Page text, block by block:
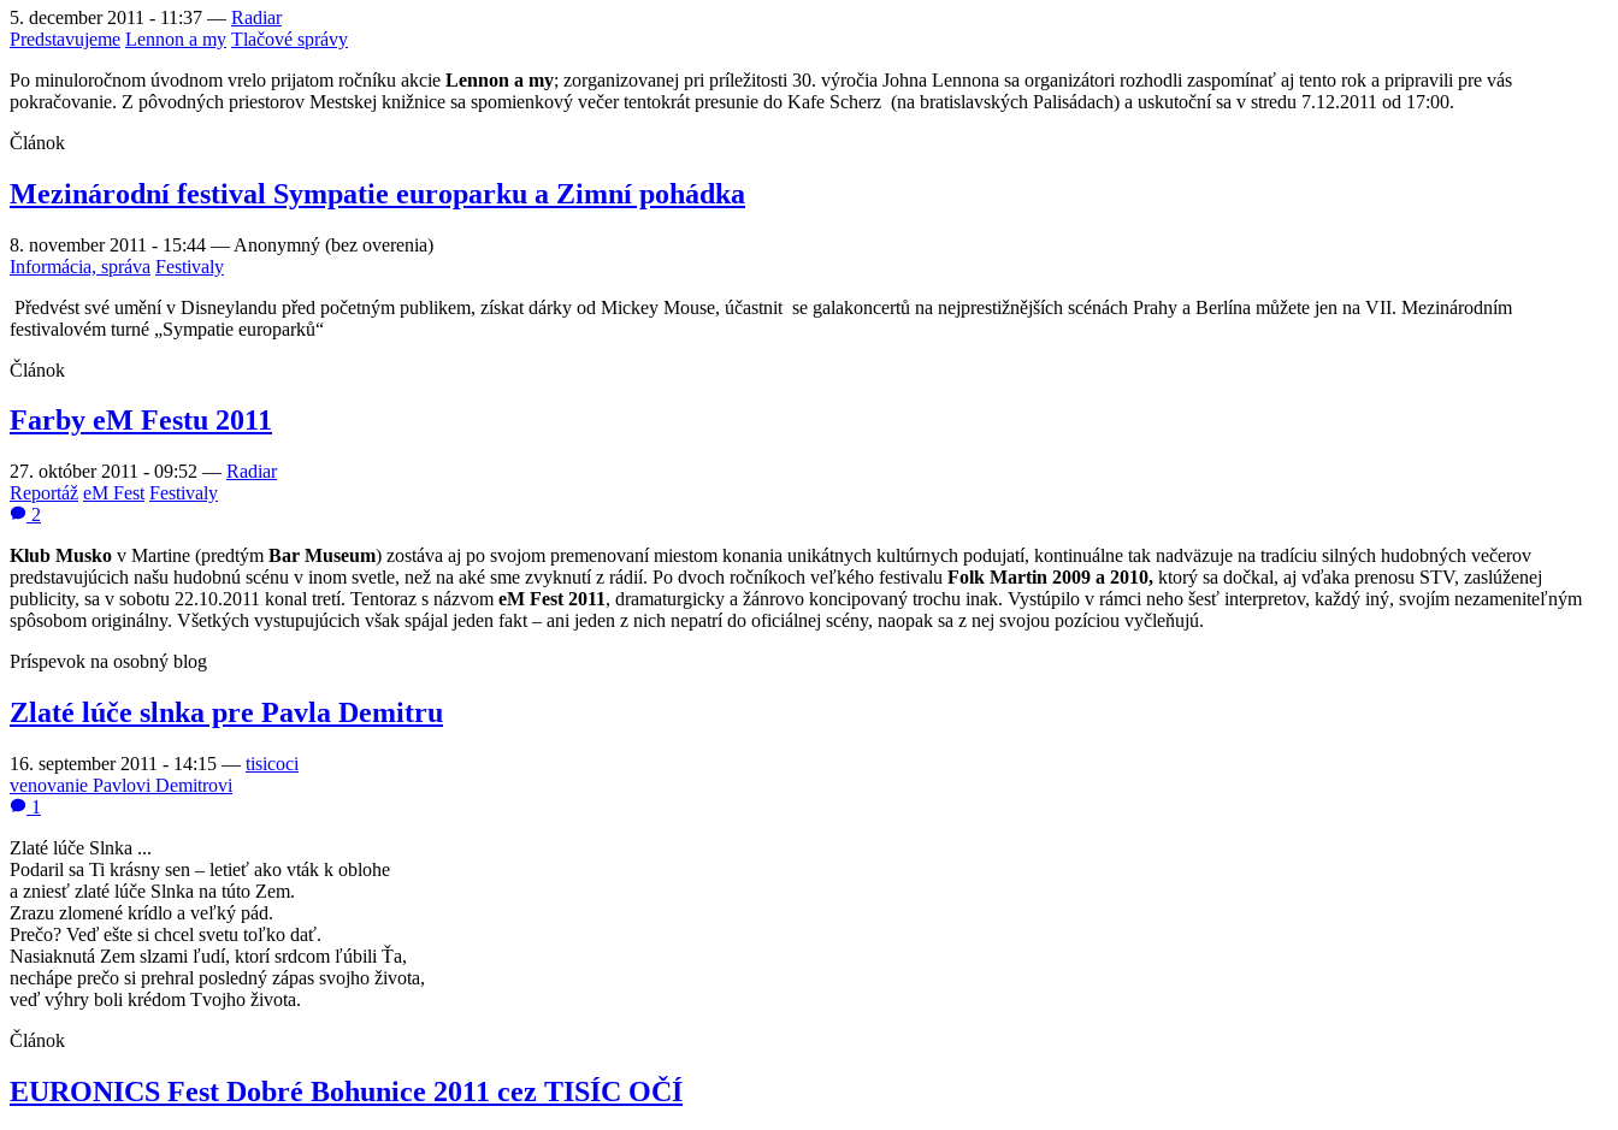
5. december 2011 - 11:37 — Radiar
Predstavujeme Lennon a my Tlačové správy
Po minuloročnom úvodnom vrelo prijatom ročníku akcie Lennon a my; zorganizovanej pri príležitosti 30. výročia Johna Lennona sa organizátori rozhodli zaspomínať aj tento rok a pripravili pre vás
pokračovanie. Z pôvodných priestorov Mestskej knižnice sa spomienkový večer tentokrát presunie do Kafe Scherz (na bratislavských Palisádach) a uskutoční sa v stredu 7.12.2011 od 17:00.
Článok
Mezinárodní festival Sympatie europarku a Zimní pohádka
8. november 2011 - 15:44 — Anonymný (bez overenia)
Informácia, správa Festivaly
Předvést své umění v Disneylandu před početným publikem, získat dárky od Mickey Mouse, účastnit se galakoncertů na nejprestižnějších scénách Prahy a Berlína můžete jen na VII. Mezinárodním
festivalovém turné „Sympatie europarků“
Článok
Farby eM Festu 2011
27. október 2011 - 09:52 — Radiar
Reportáž eM Fest Festivaly
2
Klub Musko v Martine (predtým Bar Museum) zostáva aj po svojom premenovaní miestom konania unikátnych kultúrnych podujatí, kontinuálne tak nadväzuje na tradíciu silných hudobných večerov
predstavujúcich našu hudobnú scénu v inom svetle, než na aké sme zvyknutí z rádií. Po dvoch ročníkoch veľkého festivalu Folk Martin 2009 a 2010, ktorý sa dočkal, aj vďaka prenosu STV, zaslúženej
publicity, sa v sobotu 22.10.2011 konal tretí. Tentoraz s názvom eM Fest 2011, dramaturgicky a žánrovo koncipovaný trochu inak. Vystúpilo v rámci neho šesť interpretov, každý iný, svojím nezameniteľným
spôsobom originálny. Všetkých vystupujúcich však spájal jeden fakt – ani jeden z nich nepatrí do oficiálnej scény, naopak sa z nej svojou pozíciou vyčleňujú.
Príspevok na osobný blog
Zlaté lúče slnka pre Pavla Demitru
16. september 2011 - 14:15 — tisicoci
venovanie Pavlovi Demitrovi
1
Zlaté lúče Slnka ...
Podaril sa Ti krásny sen – letieť ako vták k oblohe
a zniesť zlaté lúče Slnka na túto Zem.
Zrazu zlomené krídlo a veľký pád.
Prečo? Veď ešte si chcel svetu toľko dať.
Nasiaknutá Zem slzami ľudí, ktorí srdcom ľúbili Ťa,
nechápe prečo si prehral posledný zápas svojho života,
veď výhry boli krédom Tvojho života.
Článok
EURONICS Fest Dobré Bohunice 2011 cez TISÍC OČÍ